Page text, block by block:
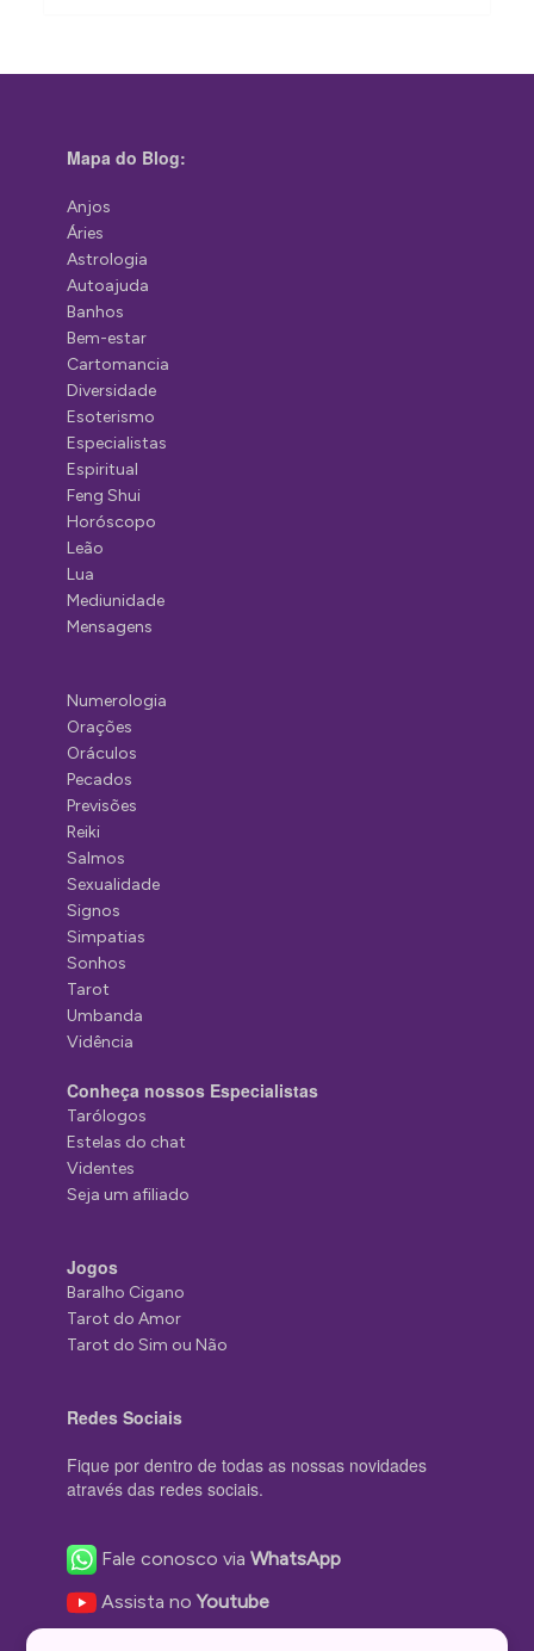
Mapa do Blog:
Anjos
Áries
Astrologia
Autoajuda
Banhos
Bem-estar
Cartomancia
Diversidade
Esoterismo
Especialistas
Espiritual
Feng Shui
Horóscopo
Leão
Lua
Mediunidade
Mensagens
Numerologia
Orações
Oráculos
Pecados
Previsões
Reiki
Salmos
Sexualidade
Signos
Simpatias
Sonhos
Tarot
Umbanda
Vidência
Conheça nossos Especialistas
Tarólogos
Estelas do chat
Videntes
Seja um afiliado
Jogos
Baralho Cigano
Tarot do Amor
Tarot do Sim ou Não
Redes Sociais
Fique por dentro de todas as nossas novidades
através das redes sociais.
Fale conosco viaWhatsApp
Assista noYoutube